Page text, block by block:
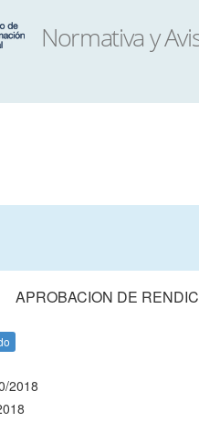
APROBACION DE
2018